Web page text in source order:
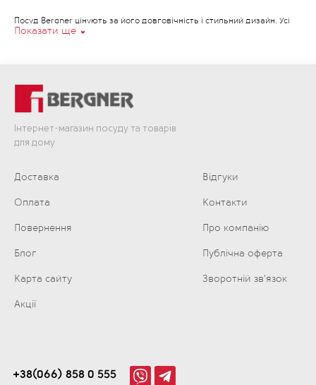
Посуд Bergner цінують за його довговічність і стильний дизайн. Усі
набори посуду для кухні розроблені так, щоб ідеально вписатися в
що особливо важливо під час приготування їжі.
Особливості наборів посуду
Рівномірний розподіл тепла забезпечує краще
Ергономічний дизайн, зручні ручки і кришки з
паровідводом.
сковорідок для всіх видів кулінарних завдань.
пошкоджень і корозії.
Показати ще
Інтернет-магазин посуду та товарів
для дому
Доставка Відгуки
Оплата Контакти
Повернення Про компанію
Блог Публічна оферта
Карта сайту Зворотній зв'язок
Акції
+38(066) 858 0 555